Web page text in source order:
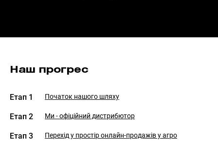
Наш прогрес
Етап 1 Початок нашого шляху
Етап 2 Ми - офіційний дистрибютор
Етап 3 Перехід у простір онлайн-продажів у агро